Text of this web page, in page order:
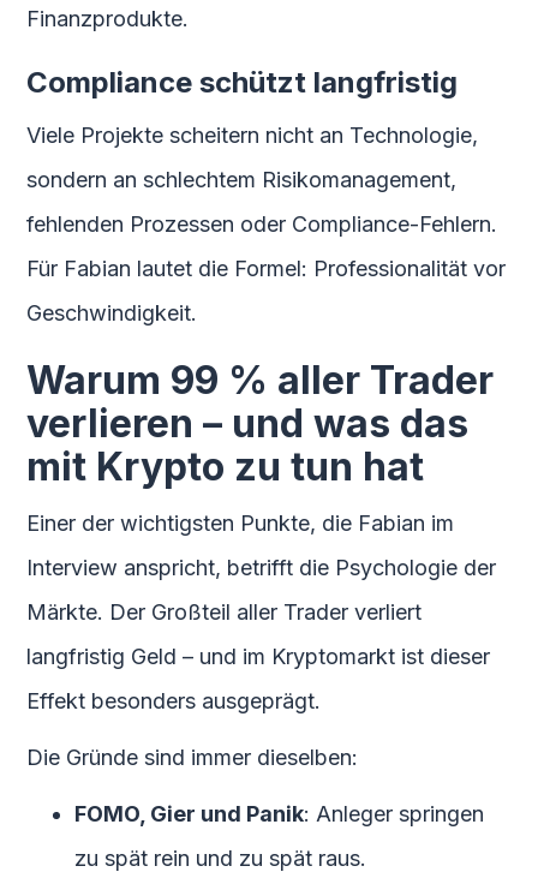
Finanzprodukte.
Compliance schützt langfristig
Viele Projekte scheitern nicht an Technologie,
sondern an schlechtem Risikomanagement,
fehlenden Prozessen oder Compliance-Fehlern.
Für Fabian lautet die Formel: Professionalität vor
Geschwindigkeit.
Warum 99 % aller Trader
verlieren – und was das
mit Krypto zu tun hat
Einer der wichtigsten Punkte, die Fabian im
Interview anspricht, betrifft die Psychologie der
Märkte. Der Großteil aller Trader verliert
langfristig Geld – und im Kryptomarkt ist dieser
Effekt besonders ausgeprägt.
Die Gründe sind immer dieselben:
FOMO, Gier und Panik: Anleger springen
zu spät rein und zu spät raus.